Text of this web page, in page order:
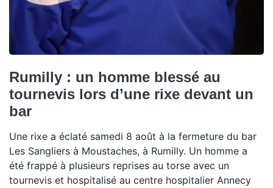
Rumilly : un homme blessé au
tournevis lors d’une rixe devant un
bar
Une rixe a éclaté samedi 8 août à la fermeture du bar
Les Sangliers à Moustaches, à Rumilly. Un homme a
été frappé à plusieurs reprises au torse avec un
tournevis et hospitalisé au centre hospitalier Annecy